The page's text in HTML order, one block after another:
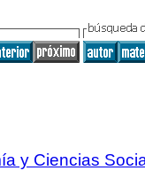
y Ciencias